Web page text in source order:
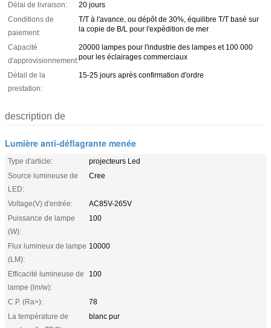
Délai de livraison:
20 jours
Conditions de
paiement:
T/T à l'avance, ou dépôt de 30%, équilibre T/T basé sur
la copie de B/L pour l'expédition de mer
Capacité
d'approvisionnement:
20000 lampes pour l'industrie des lampes et 100 000
pour les éclairages commerciaux
Détail de la
prestation:
15-25 jours après confirmation d'ordre
description de
Lumière anti-déflagrante menée
Type d'article:
projecteurs Led
Source lumineuse de
LED:
Cree
Voltage(V) d'entrée:
AC85V-265V
Puissance de lampe
(W):
100
Flux lumineux de lampe
(LM):
10000
Efficacité lumineuse de
lampe (lm/w):
100
C.P. (Ra>):
78
La température de
blanc pur